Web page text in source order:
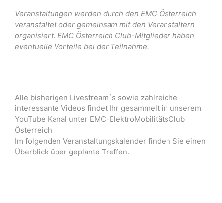
Veranstaltungen werden durch den EMC Österreich
veranstaltet oder gemeinsam mit den Veranstaltern
organisiert. EMC Österreich Club-Mitglieder haben
eventuelle Vorteile bei der Teilnahme.
Alle bisherigen Livestream`s sowie zahlreiche
interessante Videos findet Ihr gesammelt in unserem
YouTube Kanal unter EMC-ElektroMobilitätsClub
Österreich
Im folgenden Veranstaltungskalender finden Sie einen
Überblick über geplante Treffen.